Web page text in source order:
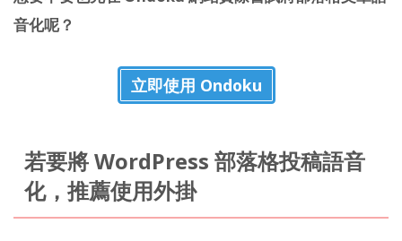
音化呢？
立即使用 Ondoku
若要將 WordPress 部落格投稿語音
化，推薦使用外掛